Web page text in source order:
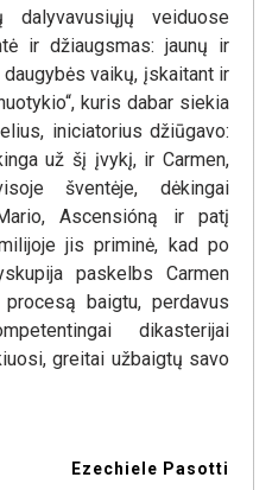
veiduose
ir džiaugsmas: jaunų ir
vaikų, įskaitant ir
kuris dabar siekia
iniciatorius džiūgavo:
už šį įvykį, ir Carmen,
šventėje, dėkingai
Ascensióną ir patį
jis priminė, kad po
paskelbs Carmen
baigtu, perdavus
dikasterijai
greitai užbaigtų savo
Ezechiele Pasotti